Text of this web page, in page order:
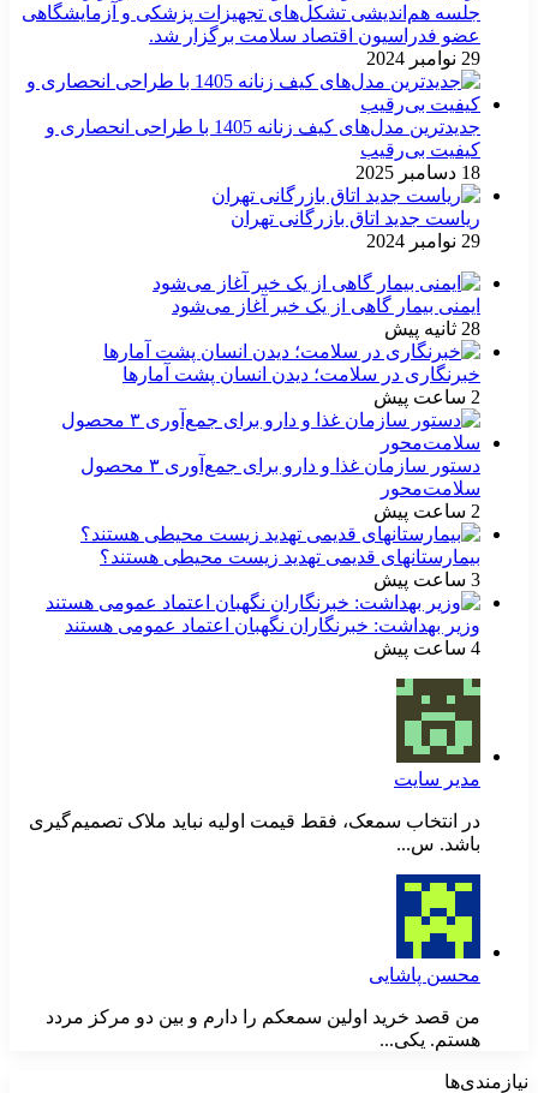
جلسه هم‌اندیشی تشکل‌های تجهیزات پزشکی و آزمایشگاهی
عضو فدراسیون اقتصاد سلامت برگزار شد.
29 نوامبر 2024
جدیدترین مدل‌های کیف زنانه 1405 با طراحی انحصاری و
کیفیت بی‌رقیب
18 دسامبر 2025
ریاست جدید اتاق بازرگانی تهران
29 نوامبر 2024
ایمنی بیمار گاهی از یک خبر آغاز می‌شود
28 ثانیه پیش
خبرنگاری در سلامت؛ دیدن انسان پشت آمارها
2 ساعت پیش
دستور سازمان غذا و دارو برای جمع‌آوری ۳ محصول
سلامت‌محور
2 ساعت پیش
بیمارستانهای قدیمی تهدید زیست محیطی هستند؟
3 ساعت پیش
وزیر بهداشت: خبرنگاران نگهبان اعتماد عمومی هستند
4 ساعت پیش
مدیر سایت
در انتخاب سمعک، فقط قیمت اولیه نباید ملاک تصمیم‌گیری
باشد. س...
محسن پاشایی
من قصد خرید اولین سمعکم را دارم و بین دو مرکز مردد
هستم. یکی...
نیازمندی‌ها